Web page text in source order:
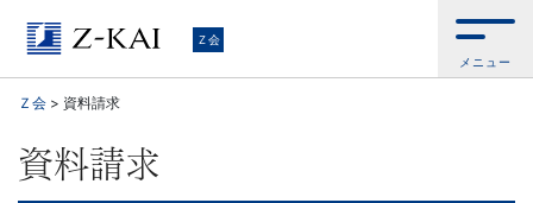
Ｚ
会
【公
Ｚ会
メニュー
Ｚ会 > 資料請求
資料請求